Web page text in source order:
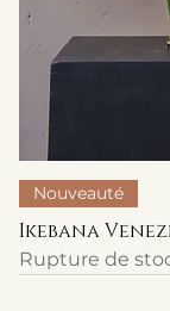
Nouveauté
Ikebana
Rupture de